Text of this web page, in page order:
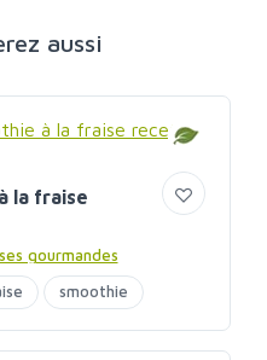
aussi
la fraise
gourmandes
smoothie